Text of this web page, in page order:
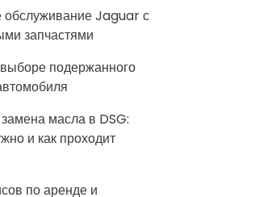
обслуживание Jaguar с
запчастями
подержанного
масла в DSG:
и как проходит
по аренде и